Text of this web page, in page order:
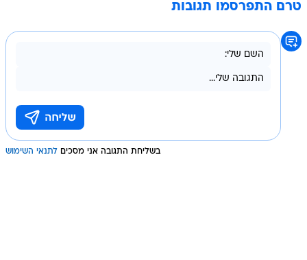
טרם התפרסמו תגובות
בשליחת התגובה אני מסכים לתנאי השימוש